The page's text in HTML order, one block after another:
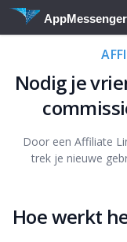
AppMessenger
Nodig je
Door een Affiliate
trek je nieuwe
Hoe werkt